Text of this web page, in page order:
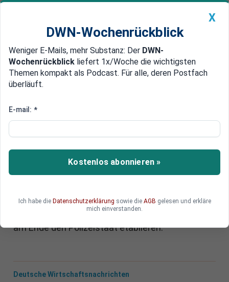
Newsticker MEIN DWN: Geldanlage Premium
Edelmetalle DWN-Magazin China
Innenminister unter Beschuss
Angela Merkels Willkür zerstört
den Rechtsstaat in Europa
Durch die Willkür von Angela Merkel wurden in
Nachfolgemodell ist schon zu erkennen: Die
am Ende den Polizeistaat etablieren.
Deutsche Wirtschaftsnachrichten
X
DWN-Wochenrückblick
Weniger E-Mails, mehr Substanz: Der DWN-
Wochenrückblick liefert 1x/Woche die wichtigsten
Themen kompakt als Podcast. Für alle, deren Postfach
überläuft.
E-mail: *
Kostenlos abonnieren »
Ich habe die Datenschutzerklärung sowie die AGB gelesen und erkläre
mich einverstanden.